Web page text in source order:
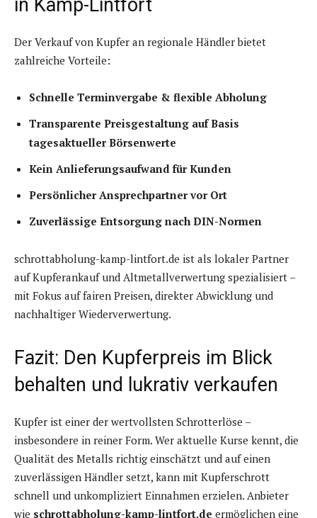
in Kamp-Lintfort
Der Verkauf von Kupfer an regionale Händler bietet
zahlreiche Vorteile:
Schnelle Terminvergabe & flexible Abholung
Transparente Preisgestaltung auf Basis
tagesaktueller Börsenwerte
Kein Anlieferungsaufwand für Kunden
Persönlicher Ansprechpartner vor Ort
Zuverlässige Entsorgung nach DIN-Normen
schrottabholung-kamp-lintfort.de ist als lokaler Partner
auf Kupferankauf und Altmetallverwertung spezialisiert –
mit Fokus auf fairen Preisen, direkter Abwicklung und
nachhaltiger Wiederverwertung.
Fazit: Den Kupferpreis im Blick
behalten und lukrativ verkaufen
Kupfer ist einer der wertvollsten Schrotterlöse –
insbesondere in reiner Form. Wer aktuelle Kurse kennt, die
Qualität des Metalls richtig einschätzt und auf einen
zuverlässigen Händler setzt, kann mit Kupferschrott
schnell und unkompliziert Einnahmen erzielen. Anbieter
wie schrottabholung-kamp-lintfort.de ermöglichen eine